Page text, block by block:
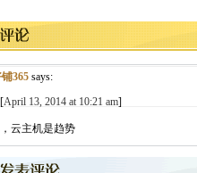
365 says:
[April 13, 2014 at 10:21 am]
云主机是趋势